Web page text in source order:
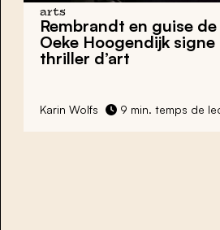
arts
Rembrandt en guise
Oeke Hoogendijk
thriller d’art
Karin Wolfs 9 min. temps de